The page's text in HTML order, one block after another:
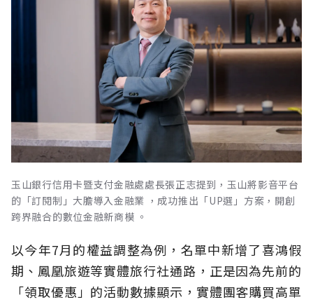
玉山銀行信用卡暨支付金融處處長張正志提到，玉山將影音平台
的「訂閱制」大膽導入金融業 ，成功推出「UP選」方案，開創
跨界融合的數位金融新商模 。
以今年7月的權益調整為例，名單中新增了喜鴻假
期、鳳凰旅遊等實體旅行社通路，正是因為先前的
「領取優惠」的活動數據顯示，實體團客購買高單